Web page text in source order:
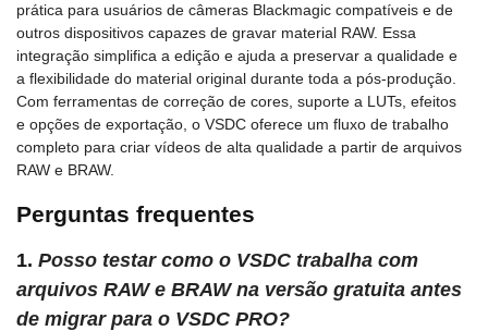
prática para usuários de câmeras Blackmagic compatíveis e de
outros dispositivos capazes de gravar material RAW. Essa
integração simplifica a edição e ajuda a preservar a qualidade e
a flexibilidade do material original durante toda a pós-produção.
Com ferramentas de correção de cores, suporte a LUTs, efeitos
e opções de exportação, o VSDC oferece um fluxo de trabalho
completo para criar vídeos de alta qualidade a partir de arquivos
RAW e BRAW.
Perguntas frequentes
1. Posso testar como o VSDC trabalha com
arquivos RAW e BRAW na versão gratuita antes
de migrar para o VSDC PRO?